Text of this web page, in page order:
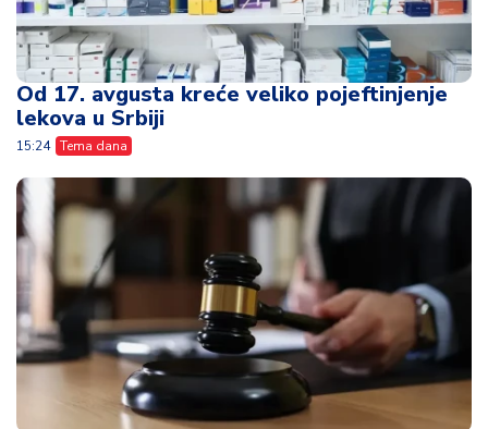
Od 17. avgusta kreće veliko pojeftinjenje
lekova u Srbiji
15:24 Tema dana